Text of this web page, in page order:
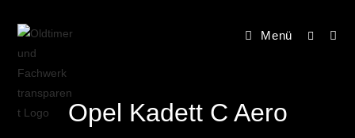
Menü
Opel Kadett C Aero